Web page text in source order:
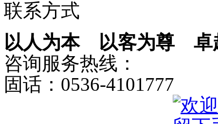
联系方式
以人为本 以客为尊 卓
咨询服务热线：
固话：0536-4101777